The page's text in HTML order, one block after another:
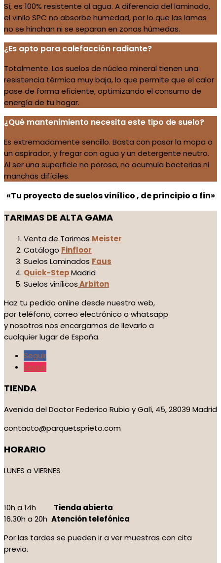
Sí, es 100% resistente al agua. A diferencia del laminado,
el vinilo SPC no absorbe humedad, por lo que las lamas
no se hinchan ni se separan en zonas húmedas.
¿Es apto para calefacción radiante?
Totalmente. Los suelos de núcleo mineral tienen una
resistencia térmica muy baja, lo que permite que el calor
pase de forma eficiente, optimizando el consumo de
energía de tu hogar.
¿Qué mantenimiento necesita este tipo de suelo?
Es extremadamente sencillo. Basta con pasar la mopa o
un aspirador, y fregar con agua y un detergente neutro.
Al ser una superficie no porosa, no acumula bacterias ni
manchas difíciles.
«Tu proyecto de suelos vinílico , de principio a fin»
TARIMAS DE ALTA GAMA
Venta de Tarimas Meister
Catálogo Finfloor
Suelos Laminados Faus
Quick-StepMadrid
Suelos vinílicosArbiton
Haz tu pedido online desde nuestra web,
por teléfono, correo electrónico o whatsapp
y nosotros nos encargamos de llevarlo a
cualquier lugar de España.
Seguir
Seguir
TIENDA
Avenida del Doctor Federico Rubio y Galí, 45, 28039 Madrid
contacto@parquetsprieto.com
HORARIO
LUNES a VIERNES
10h a 14h Tienda abierta
16.30h a 20h Atención telefónica
Por las tardes se pueden ir a ver muestras con cita
previa.